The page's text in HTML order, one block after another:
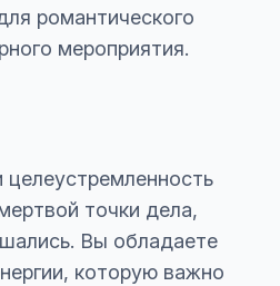
романтического
мероприятия.
точки дела,
Вы обладаете
которую важно